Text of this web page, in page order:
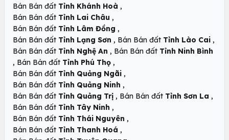
Bán Bán đất Tỉnh Khánh Hoà ,
Bán Bán đất Tỉnh Lai Châu ,
Bán Bán đất Tỉnh Lâm Đồng ,
Bán Bán đất Tỉnh Lạng Sơn , Bán Bán đất Tỉnh Lào Cai ,
Bán Bán đất Tỉnh Nghệ An , Bán Bán đất Tỉnh Ninh Bình
, Bán Bán đất Tỉnh Phú Thọ ,
Bán Bán đất Tỉnh Quảng Ngãi ,
Bán Bán đất Tỉnh Quảng Ninh ,
Bán Bán đất Tỉnh Quảng Trị , Bán Bán đất Tỉnh Sơn La ,
Bán Bán đất Tỉnh Tây Ninh ,
Bán Bán đất Tỉnh Thái Nguyên ,
Bán Bán đất Tỉnh Thanh Hoá ,